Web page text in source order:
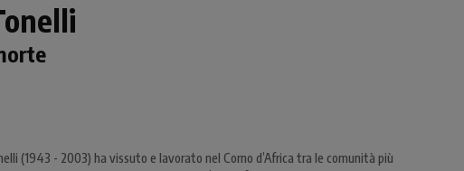
(1943 - 2003) ha vissuto e lavorato nel Corno d’Africa tra le comunità più